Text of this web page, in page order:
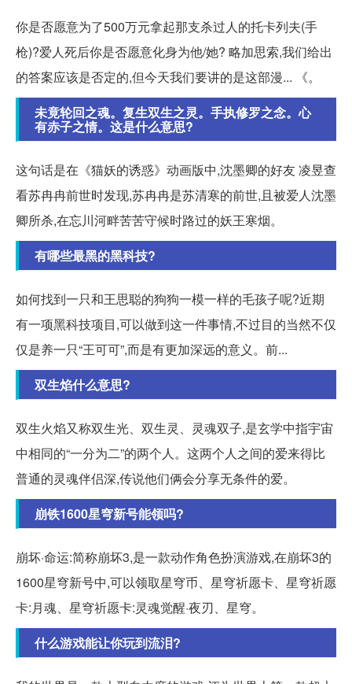
你是否愿意为了500万元拿起那支杀过人的托卡列夫(手
枪)?爱人死后你是否愿意化身为他/她? 略加思索,我们给出
的答案应该是否定的,但今天我们要讲的是这部漫... 《。
未竟轮回之魂。复生双生之灵。手执修罗之念。心
有赤子之情。这是什么意思?
这句话是在《猫妖的诱惑》动画版中,沈墨卿的好友 凌昱查
看苏冉冉前世时发现,苏冉冉是苏清寒的前世,且被爱人沈墨
卿所杀,在忘川河畔苦苦守候时路过的妖王寒烟。
有哪些最黑的黑科技?
如何找到一只和王思聪的狗狗一模一样的毛孩子呢?近期
有一项黑科技项目,可以做到这一件事情,不过目的当然不仅
仅是养一只“王可可”,而是有更加深远的意义。前...
双生焰什么意思?
双生火焰又称双生光、双生灵、灵魂双子,是玄学中指宇宙
中相同的“一分为二”的两个人。这两个人之间的爱来得比
普通的灵魂伴侣深,传说他们俩会分享无条件的爱。
崩铁1600星穹新号能领吗?
崩坏·命运:简称崩坏3,是一款动作角色扮演游戏,在崩坏3的
1600星穹新号中,可以领取星穹币、星穹祈愿卡、星穹祈愿
卡:月魂、星穹祈愿卡:灵魂觉醒·夜刃、星穹。
什么游戏能让你玩到流泪?